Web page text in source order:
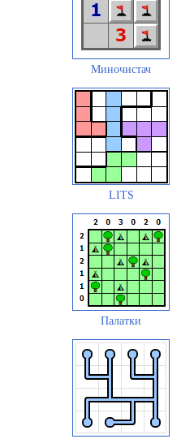
Миночистач
LITS
Палатки